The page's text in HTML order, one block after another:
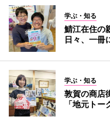
学ぶ・知る
鯖江在住の
日々、一冊
学ぶ・知る
敦賀の商店
「地元トー